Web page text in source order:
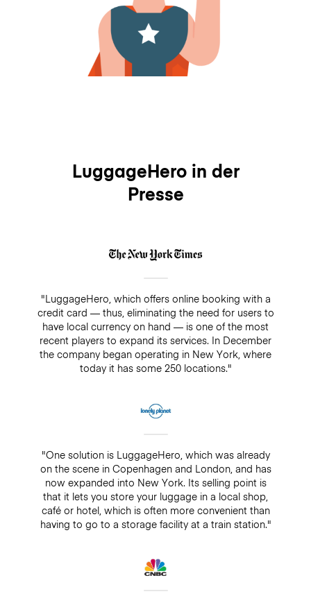
LuggageHero in der
Presse
"LuggageHero, which offers online booking with a
credit card — thus, eliminating the need for users to
have local currency on hand — is one of the most
recent players to expand its services. In December
the company began operating in New York, where
today it has some 250 locations."
"One solution is LuggageHero, which was already
on the scene in Copenhagen and London, and has
now expanded into New York. Its selling point is
that it lets you store your luggage in a local shop,
café or hotel, which is often more convenient than
having to go to a storage facility at a train station."